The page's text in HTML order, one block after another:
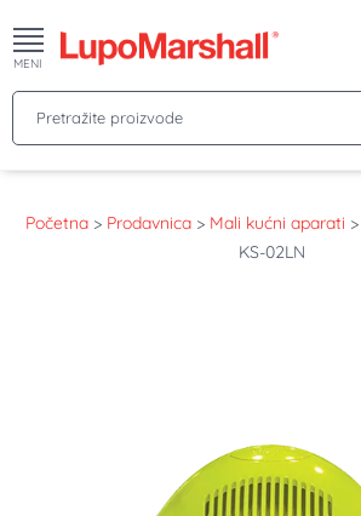
MENI
Pretražite proizvode
Početna > Prodavnica > Mali kućni aparati >
KS-02LN